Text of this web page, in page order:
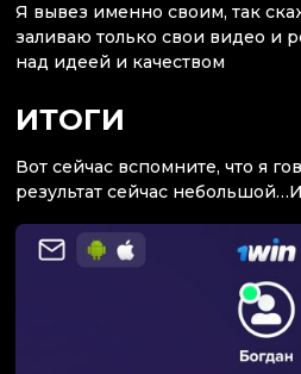
Я вывез именно своим, так
заливаю только свои видео и
над идеей и качеством
ИТОГИ
Вот сейчас вспомните, что я
результат сейчас